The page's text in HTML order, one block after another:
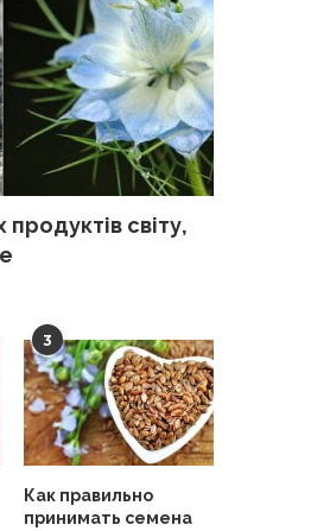
світу,
3
Как правильно
принимать семена